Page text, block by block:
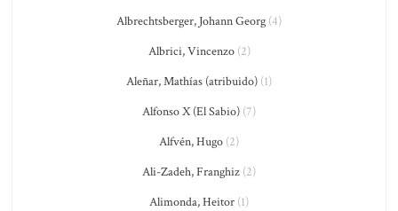
Albrechtsberger, Johann Georg (4)
Albrici, Vincenzo(2)
Aleñar, Mathías (atribuido) (1)
Alfonso X (El Sabio) (7)
Alfvén, Hugo (2)
Ali-Zadeh, Franghiz (2)
Alimonda, Heitor (1)